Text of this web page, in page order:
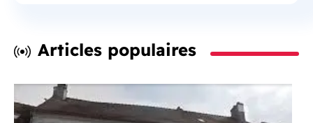
Articles populaires